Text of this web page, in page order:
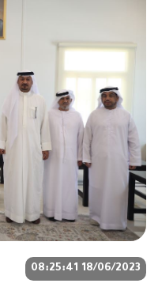
18/06/2023 08:25:41